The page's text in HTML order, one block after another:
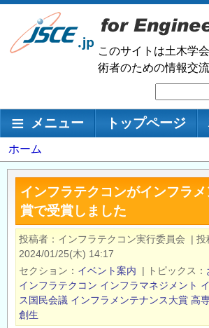
メ
ン
移
このサイトは土木学
術者のための情報交
索
メインナビゲーション
メニュー トップページ
パ
ン
く
ず
ホーム
インフラテクコンがインフラ
賞で受賞しました
投稿者 インフラテクコン実行委員会 | 投
2024/01/25(木) 14:17
セクション
イベント案内 | トピックス
インフラテクコン インフラマネジメント
ス国民会議 インフラメンテナンス大賞 高
創生